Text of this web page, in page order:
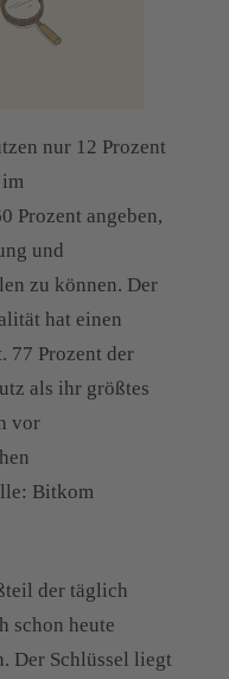
nur 12 Prozent
Prozent angeben,
und
zu können. Der
hat einen
77 Prozent der
als ihr größtes
vor
Bitkom
der täglich
schon heute
Der Schlüssel liegt